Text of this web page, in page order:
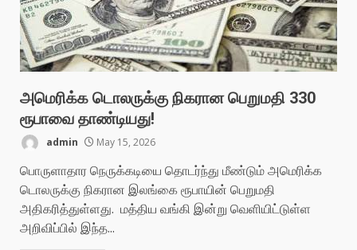
அமெரிக்க டொலருக்கு நிகரான பெறுமதி 330
ரூபாவை தாண்டியது!
admin May 15, 2026
பொருளாதார நெருக்கடியை தொடர்ந்து மீண்டும் அமெரிக்க
டொலருக்கு நிகரான இலங்கை ரூபாயின் பெறுமதி
அதிகரித்துள்ளது. மத்திய வங்கி இன்று வெளியிட்டுள்ள
அறிவிப்பில் இந்த...